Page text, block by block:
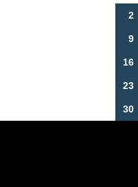
2
9
16
23
30